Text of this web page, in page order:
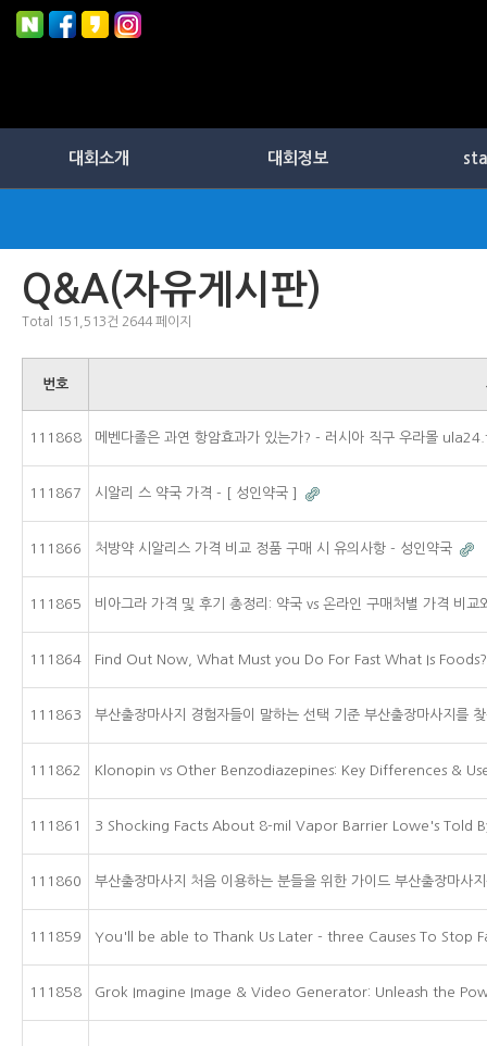
대회소개 대회정보
Q&A(자유게시판)
Total 151,513건 2644 페이지
번호
111868 메벤다졸은 과연 항암효과가 있는가? - 러시아 직구 우라몰
111867 시알리 스 약국 가격 - [ 성인약국 ]
111866 처방약 시알리스 가격 비교 정품 구매 시 유의사항 - 성인약국
111865 비아그라 가격 및 후기 총정리: 약국 vs 온라인 구매처별 가격 비교
111864 Find Out Now, What Must you Do For Fast What Is Foods?
111863 부산출장마사지 경험자들이 말하는 선택 기준 부산출장마사지를
111862 Klonopin vs Other Benzodiazepines: Key Differences &
111861 3 Shocking Facts About 8-mil Vapor Barrier Lowe's Told
111860 부산출장마사지 처음 이용하는 분들을 위한 가이드 부산출장마사
111859 You'll be able to Thank Us Later - three Causes To Stop
111858 Grok Imagine Image & Video Generator: Unleash the